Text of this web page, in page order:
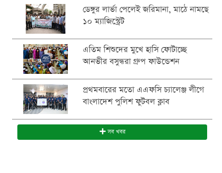
ডেঙ্গুর লার্ভা পেলেই জরিমানা, মাঠে নামছে
১০ ম্যাজিস্ট্রেট
এতিম শিশুদের মুখে হাসি ফোটাচ্ছে
আনভীর বসুন্ধরা গ্রুপ ফাউন্ডেশন
প্রথমবারের মতো এএফসি চ্যালেঞ্জ লীগে
বাংলাদেশ পুলিশ ফুটবল ক্লাব
সব খবর